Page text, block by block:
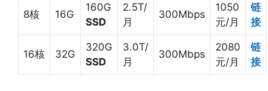
8核 16G
160G
SSD
2.5T/
月
300Mbps
1050
元/月
链
接
16核 32G
320G
SSD
3.0T/
月
300Mbps
2080
元/月
链
接